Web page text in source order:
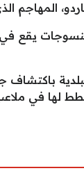
يقع في
في ملاعب